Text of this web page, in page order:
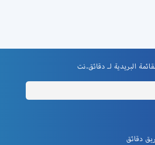
البريدية لـ دقائق.نت
دقائق